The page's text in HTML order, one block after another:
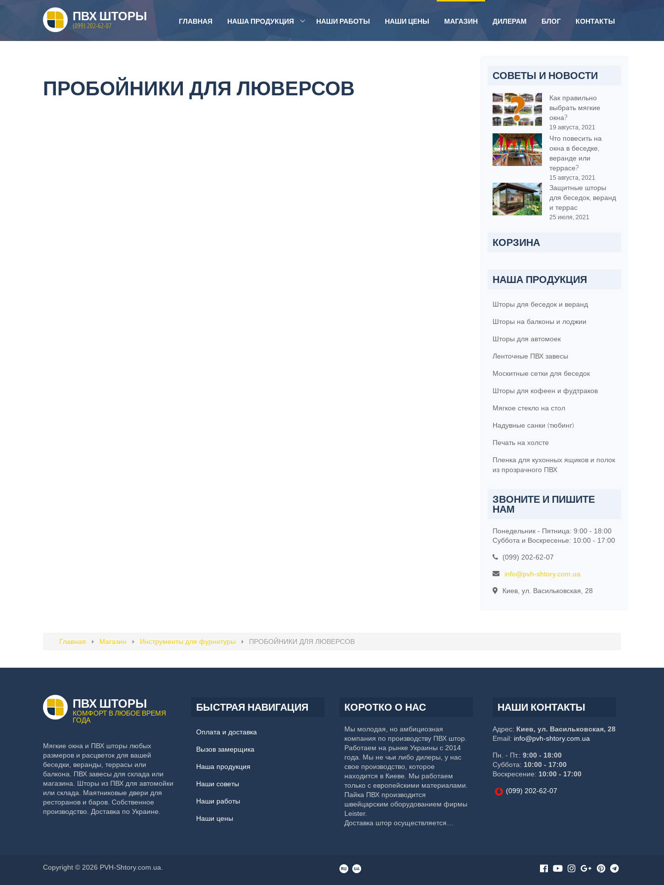
ПВХ ШТОРЫ
(099) 202-62-07 ГЛАВНАЯ НАША ПРОДУКЦИЯ НАШИ РАБОТЫ НАШИ ЦЕНЫ МАГАЗИН ДИЛЕРАМ БЛОГ КОНТАКТЫ
ПРОБОЙНИКИ ДЛЯ ЛЮВЕРСОВ СОВЕТЫ И НОВОСТИ
Как правильно
выбрать мягкие
окна?
19 августа, 2021
Что повесить на
окна в беседке,
веранде или
террасе?
15 августа, 2021
Защитные шторы
для беседок, веранд
и террас
25 июля, 2021
КОРЗИНА
НАША ПРОДУКЦИЯ
Шторы для беседок и веранд
Шторы на балконы и лоджии
Шторы для автомоек
Ленточные ПВХ завесы
Москитные сетки для беседок
Шторы для кофеен и фудтраков
Мягкое стекло на стол
Надувные санки (тюбинг)
Печать на холсте
Пленка для кухонных ящиков и полок
из прозрачного ПВХ
ЗВОНИТЕ И ПИШИТЕ
НАМ
Понедельник - Пятница: 9:00 - 18:00
Суббота и Воскресенье: 10:00 - 17:00
(099) 202-62-07
info@pvh-shtory.com.ua
Киев, ул. Васильковская, 28
Главная Магазин Инструменты для фурнитуры ПРОБОЙНИКИ ДЛЯ ЛЮВЕРСОВ
ПВХ ШТОРЫ
КОМФОРТ В ЛЮБОЕ ВРЕМЯ
ГОДА
Мягкие окна и ПВХ шторы любых
размеров и расцветок для вашей
беседки, веранды, террасы или
балкона. ПВХ завесы для склада или
магазина. Шторы из ПВХ для автомойки
или склада. Маятниковые двери для
ресторанов и баров. Собственное
производство. Доставка по Украине.
БЫСТРАЯ НАВИГАЦИЯ
Оплата и доставка
Вызов замерщика
Наша продукция
Наши советы
Наши работы
Наши цены
КОРОТКО О НАС
Мы молодая, но амбициозная
компания по производству ПВХ штор.
Работаем на рынке Украины с 2014
года. Мы не чьи либо дилеры, у нас
свое производство, которое
находится в Киеве. Мы работаем
только с европейскими материалами.
Пайка ПВХ производится
швейцарским оборудованием фирмы
Leister.
Доставка штор осуществляется
Запорожье
НАШИ КОНТАКТЫ
Адрес: Киев, ул. Васильковская, 28
Email: info@pvh-shtory.com.ua
Пн. - Пт.: 9:00 - 18:00
Суббота: 10:00 - 17:00
Воскресение: 10:00 - 17:00
(099) 202-62-07
Copyright © 2026 PVH-Shtory.com.ua.